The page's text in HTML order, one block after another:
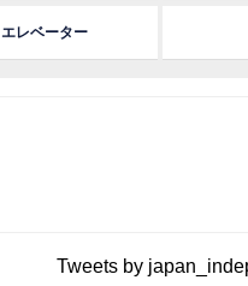
エレベーター
Tweets by